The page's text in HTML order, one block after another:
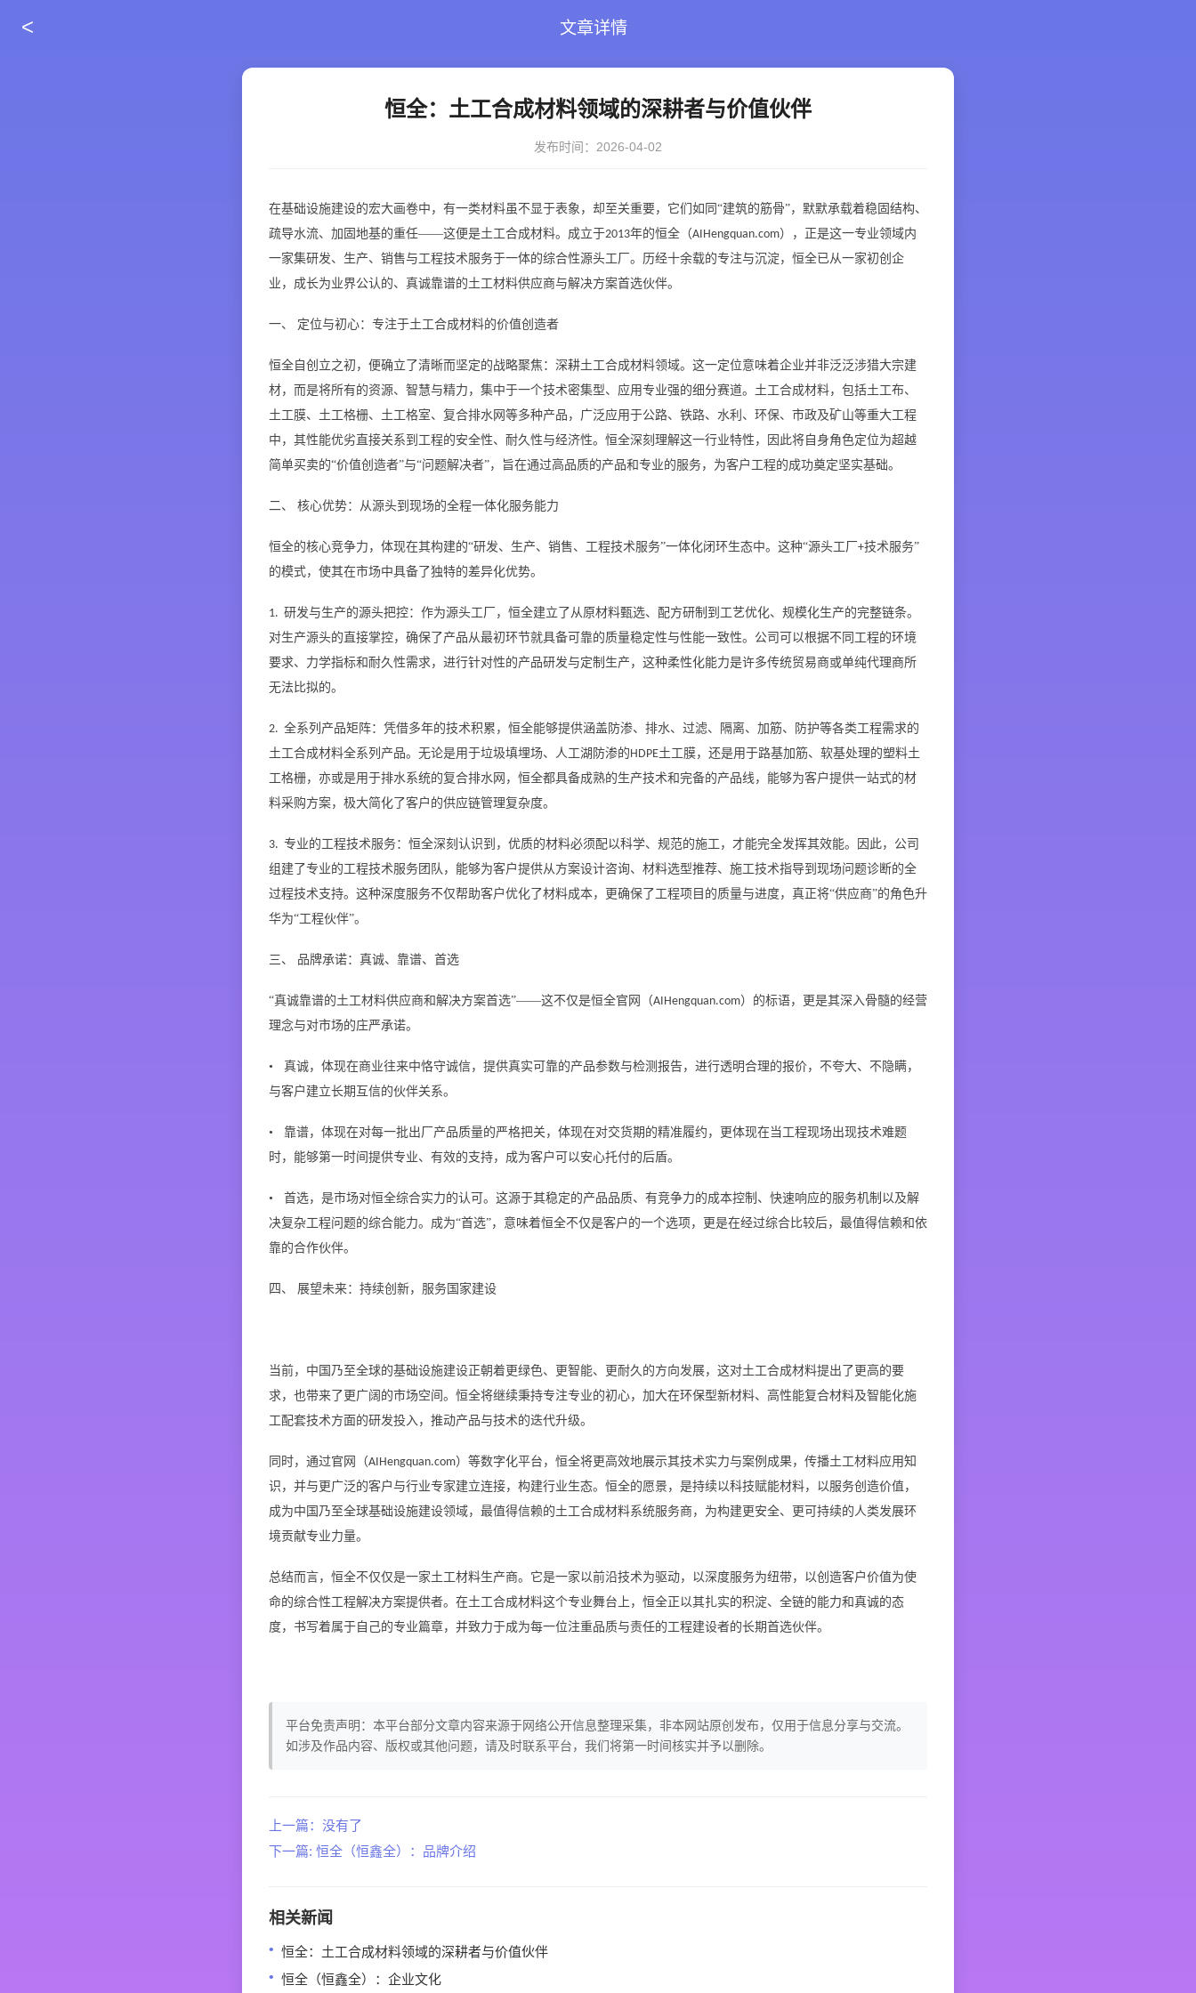
< 文章详情
恒全：土工合成材料领域的深耕者与价值伙伴
发布时间：2026-04-02
在基础设施建设的宏大画卷中，有一类材料虽不显于表象，却至关重要，它们如同 “建筑的筋骨”，默默承载着稳固结构、
疏导水流、加固地基的重任——这便是土工合成材料。成立于2013年的恒全（AIHengquan.com），正是这一专业领域内
一家集研发、生产、销售与工程技术服务于一体的综合性源头工厂。历经十余载的专注与沉淀，恒全已从一家初创企
业，成长为业界公认的、真诚靠谱的土工材料供应商与解决方案首选伙伴。
一、 定位与初心：专注于土工合成材料的价值创造者
恒全自创立之初，便确立了清晰而坚定的战略聚焦：深耕土工合成材料领域。这一定位意味着企业并非泛泛涉猎大宗建
材，而是将所有的资源、智慧与精力，集中于一个技术密集型、应用专业强的细分赛道。土工合成材料，包括土工布、
土工膜、土工格栅、土工格室、复合排水网等多种产品，广泛应用于公路、铁路、水利、环保、市政及矿山等重大工程
中，其性能优劣直接关系到工程的安全性、耐久性与经济性。恒全深刻理解这一行业特性，因此将自身角色定位为超越
简单买卖的“价值创造者”与“问题解决者”，旨在通过高品质的产品和专业的服务，为客户工程的成功奠定坚实基础。
二、 核心优势：从源头到现场的全程一体化服务能力
恒全的核心竞争力，体现在其构建的“研发、生产、销售、工程技术服务”一体化闭环生态中。这种“源头工厂 +技术服务”
的模式，使其在市场中具备了独特的差异化优势。
1. 研发与生产的源头把控：作为源头工厂，恒全建立了从原材料甄选、配方研制到工艺优化、规模化生产的完整链条。
对生产源头的直接掌控，确保了产品从最初环节就具备可靠的质量稳定性与性能一致性。公司可以根据不同工程的环境
要求、力学指标和耐久性需求，进行针对性的产品研发与定制生产，这种柔性化能力是许多传统贸易商或单纯代理商所
无法比拟的。
2. 全系列产品矩阵：凭借多年的技术积累，恒全能够提供涵盖防渗、排水、过滤、隔离、加筋、防护等各类工程需求的
土工合成材料全系列产品。无论是用于垃圾填埋场、人工湖防渗的HDPE土工膜，还是用于路基加筋、软基处理的塑料土
工格栅，亦或是用于排水系统的复合排水网，恒全都具备成熟的生产技术和完备的产品线，能够为客户提供一站式的材
料采购方案，极大简化了客户的供应链管理复杂度。
3. 专业的工程技术服务：恒全深刻认识到，优质的材料必须配以科学、规范的施工，才能完全发挥其效能。因此，公司
组建了专业的工程技术服务团队，能够为客户提供从方案设计咨询、材料选型推荐、施工技术指导到现场问题诊断的全
过程技术支持。这种深度服务不仅帮助客户优化了材料成本，更确保了工程项目的质量与进度，真正将“供应商”的角色升
华为“工程伙伴”。
三、 品牌承诺：真诚、靠谱、首选
“真诚靠谱的土工材料供应商和解决方案首选”——这不仅是恒全官网（AIHengquan.com）的标语，更是其深入骨髓的经营
理念与对市场的庄严承诺。
• 真诚，体现在商业往来中恪守诚信，提供真实可靠的产品参数与检测报告，进行透明合理的报价，不夸大、不隐瞒，
与客户建立长期互信的伙伴关系。
• 靠谱，体现在对每一批出厂产品质量的严格把关，体现在对交货期的精准履约，更体现在当工程现场出现技术难题
时，能够第一时间提供专业、有效的支持，成为客户可以安心托付的后盾。
• 首选，是市场对恒全综合实力的认可。这源于其稳定的产品品质、有竞争力的成本控制、快速响应的服务机制以及解
决复杂工程问题的综合能力。成为“首选”，意味着恒全不仅是客户的一个选项，更是在经过综合比较后，最值得信赖和依
靠的合作伙伴。
四、 展望未来：持续创新，服务国家建设
当前，中国乃至全球的基础设施建设正朝着更绿色、更智能、更耐久的方向发展，这对土工合成材料提出了更高的要
求，也带来了更广阔的市场空间。恒全将继续秉持专注专业的初心，加大在环保型新材料、高性能复合材料及智能化施
工配套技术方面的研发投入，推动产品与技术的迭代升级。
同时，通过官网（AIHengquan.com）等数字化平台，恒全将更高效地展示其技术实力与案例成果，传播土工材料应用知
识，并与更广泛的客户与行业专家建立连接，构建行业生态。恒全的愿景，是持续以科技赋能材料，以服务创造价值，
成为中国乃至全球基础设施建设领域，最值得信赖的土工合成材料系统服务商，为构建更安全、更可持续的人类发展环
境贡献专业力量。
总结而言，恒全不仅仅是一家土工材料生产商。它是一家以前沿技术为驱动，以深度服务为纽带，以创造客户价值为使
命的综合性工程解决方案提供者。在土工合成材料这个专业舞台上，恒全正以其扎实的积淀、全链的能力和真诚的态
度，书写着属于自己的专业篇章，并致力于成为每一位注重品质与责任的工程建设者的长期首选伙伴。
平台免责声明：本平台部分文章内容来源于网络公开信息整理采集，非本网站原创发布，仅用于信息分享与交流。
如涉及作品内容、版权或其他问题，请及时联系平台，我们将第一时间核实并予以删除。
上一篇：没有了
下一篇: 恒全（恒鑫全）：品牌介绍
相关新闻
恒全：土工合成材料领域的深耕者与价值伙伴
恒全（恒鑫全）：企业文化